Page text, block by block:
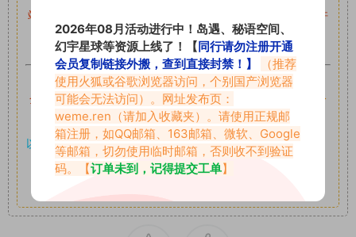
站内资源为网友个人学习或测试研究使用，未经原版权作者许
可,禁止用于任何商业途径！请在下载24小时内删除！
如果遇到付费才可获取的素材，建议升级对应的VIP。
全站付费素材可提供补档服务“均有备份 ”，
素材以主流网盘分
享。
以7z、7z分卷格式压缩，解压应下载对应的软件操作，电脑：
7-zip；安卓：zarchiver；苹果：解压专家
2026年08月活动进行中！岛遇、秘语空间、
幻宇星球等资源上线了！【同行请勿注册开通
会员复制链接外搬，查到直接封禁！】
（推荐
使用火狐或谷歌浏览器访问，个别国产浏览器
可能会无法访问）。网址发布页：
weme.ren （请加入收藏夹）。请使用正规邮
箱注册，如QQ邮箱、163邮箱、微软、Google
等邮箱，切勿使用临时邮箱，否则收不到验证
码。【订单未到，记得提交工单】